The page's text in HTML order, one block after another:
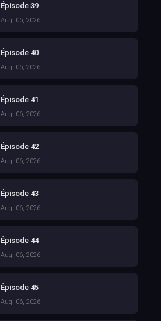
Épisode 39
Aug. 06, 2026
Épisode 40
Aug. 06, 2026
Épisode 41
Aug. 06, 2026
Épisode 42
Aug. 06, 2026
Épisode 43
Aug. 06, 2026
Épisode 44
Aug. 06, 2026
Épisode 45
Aug. 06, 2026